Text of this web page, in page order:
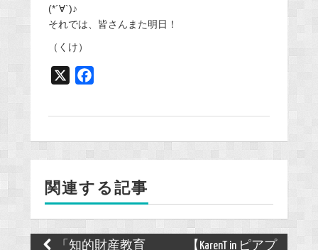
(*´∀`)♪
それでは、皆さんまた明日！
（くけ）
b
o
k
関連する記事
Post「知的財産教育
【KarenT in ピアプ